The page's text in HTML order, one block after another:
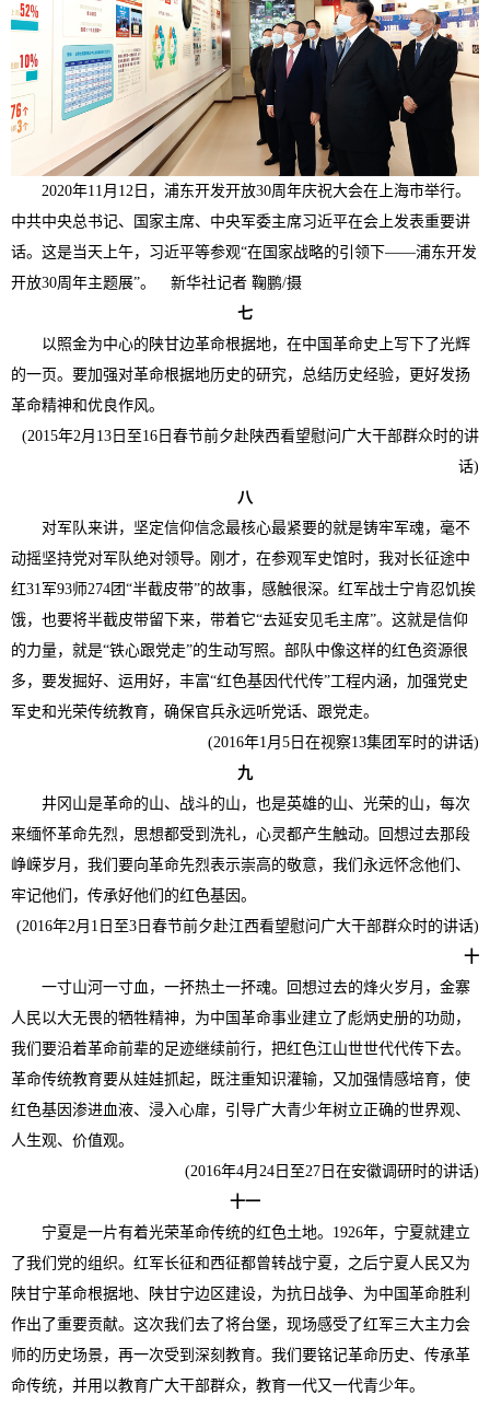
2020年11月12日，浦东开发开放30周年庆祝大会在上海市举行。
中共中央总书记、国家主席、中央军委主席习近平在会上发表重要讲
话。这是当天上午，习近平等参观“在国家战略的引领下——浦东开发
开放30周年主题展”。 新华社记者 鞠鹏/摄
七
以照金为中心的陕甘边革命根据地，在中国革命史上写下了光辉
的一页。要加强对革命根据地历史的研究，总结历史经验，更好发扬
革命精神和优良作风。
(2015年2月13日至16日春节前夕赴陕西看望慰问广大干部群众时的讲
话)
八
对军队来讲，坚定信仰信念最核心最紧要的就是铸牢军魂，毫不
动摇坚持党对军队绝对领导。刚才，在参观军史馆时，我对长征途中
红31军93师274团“半截皮带”的故事，感触很深。红军战士宁肯忍饥挨
饿，也要将半截皮带留下来，带着它“去延安见毛主席”。这就是信仰
的力量，就是“铁心跟党走”的生动写照。部队中像这样的红色资源很
多，要发掘好、运用好，丰富“红色基因代代传”工程内涵，加强党史
军史和光荣传统教育，确保官兵永远听党话、跟党走。
(2016年1月5日在视察13集团军时的讲话)
九
井冈山是革命的山、战斗的山，也是英雄的山、光荣的山，每次
来缅怀革命先烈，思想都受到洗礼，心灵都产生触动。回想过去那段
峥嵘岁月，我们要向革命先烈表示崇高的敬意，我们永远怀念他们、
牢记他们，传承好他们的红色基因。
(2016年2月1日至3日春节前夕赴江西看望慰问广大干部群众时的讲话)
十
一寸山河一寸血，一抔热土一抔魂。回想过去的烽火岁月，金寨
人民以大无畏的牺牲精神，为中国革命事业建立了彪炳史册的功勋，
我们要沿着革命前辈的足迹继续前行，把红色江山世世代代传下去。
革命传统教育要从娃娃抓起，既注重知识灌输，又加强情感培育，使
红色基因渗进血液、浸入心扉，引导广大青少年树立正确的世界观、
人生观、价值观。
(2016年4月24日至27日在安徽调研时的讲话)
十一
宁夏是一片有着光荣革命传统的红色土地。1926年，宁夏就建立
了我们党的组织。红军长征和西征都曾转战宁夏，之后宁夏人民又为
陕甘宁革命根据地、陕甘宁边区建设，为抗日战争、为中国革命胜利
作出了重要贡献。这次我们去了将台堡，现场感受了红军三大主力会
师的历史场景，再一次受到深刻教育。我们要铭记革命历史、传承革
命传统，并用以教育广大干部群众，教育一代又一代青少年。